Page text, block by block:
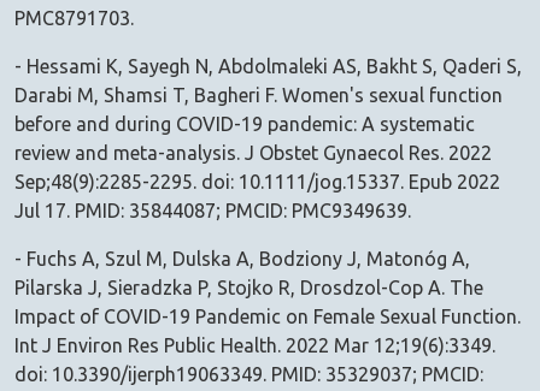
PMC8791703.
- Hessami K, Sayegh N, Abdolmaleki AS, Bakht S, Qaderi S,
Darabi M, Shamsi T, Bagheri F. Women's sexual function
before and during COVID-19 pandemic: A systematic
review and meta-analysis. J Obstet Gynaecol Res. 2022
Sep;48(9):2285-2295. doi: 10.1111/jog.15337. Epub 2022
Jul 17. PMID: 35844087; PMCID: PMC9349639.
- Fuchs A, Szul M, Dulska A, Bodziony J, Matonóg A,
Pilarska J, Sieradzka P, Stojko R, Drosdzol-Cop A. The
Impact of COVID-19 Pandemic on Female Sexual Function.
Int J Environ Res Public Health. 2022 Mar 12;19(6):3349.
doi: 10.3390/ijerph19063349. PMID: 35329037; PMCID: